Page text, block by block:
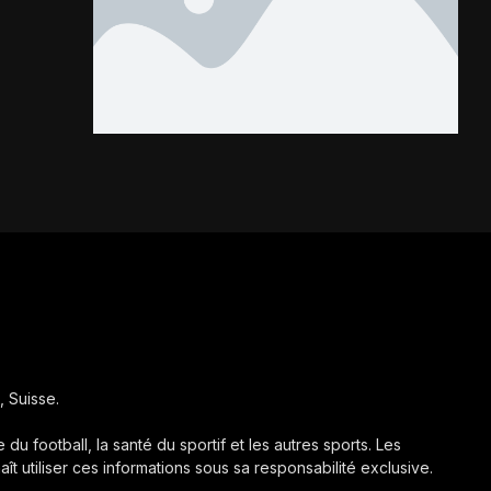
Les Kondona...
Suisse.
football, la santé du sportif et les autres sports. Les
utiliser ces informations sous sa responsabilité exclusive.